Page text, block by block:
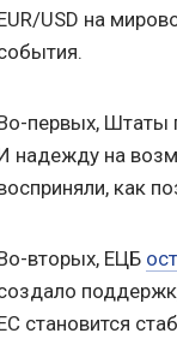
USD на
первых, Штаты
надежду на
как
вторых, ЕЦБ
становится